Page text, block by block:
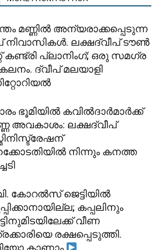
മണ്ണിൽ അന്യരാക്കപ്പെടുന്ന
നിവാസികൾ. ലക്ഷദ്വീപ് ടൗൺ
കണ്ട്രി പ്ലാനിംഗ്; ഒരു സമഗ്ര
ദ്വീപ് മലയാളി
ഭൂമിയിൽ കവിൽദാർമാർക്ക്
അവകാശം: ലക്ഷദ്വീപ്
നിന്നും കനത്ത
കോറൽസ് ജെട്ടിയിൽ
കപ്പലിനും
വീണ
രക്ഷപ്പെടുത്തി.